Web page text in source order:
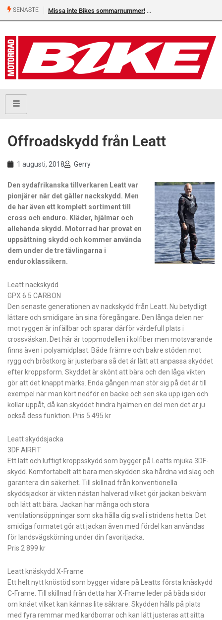
SENASTE Missa inte Bikes sommarnummer!
Offroadskydd från Leatt
1 augusti, 2018 Gerry
Den sydafrikanska tillverkaren Leatt var
pionjärer när det gäller nackskydd. Men
de har även ett komplett sortiment till
cross och enduro. Kläder, hjälmar och
allehanda skydd. Motorrad har provat en
uppsättning skydd och kommer använda
dem under de tre tävlingarna i
enduroklassikern.
Leatt nackskydd
GPX 6.5 CARBON
Den senaste generationen av nackskydd från Leatt. Nu betydligt
lättare och smidigare än sina föregångare. Den långa delen ner
mot ryggen är infällbar och sparar därför värdefull plats i
crossväskan. Det här är toppmodellen i kolfiber men motsvarande
finns även i polyamidplast. Både främre och bakre stöden mot
rygg och bröstkorg är justerbara så det är lätt att anpassa skyddet
efter kroppsform. Skyddet är skönt att bära och den låga vikten
gör att det knappt märks. Enda gången man stör sig på det är till
exempel när man kört nedför en backe och sen ska upp igen och
kollar uppåt, då kan skyddet hindra hjälmen en del men det är ju
också dess funktion. Pris 5 495 kr
Leatt skyddsjacka
3DF AIRFIT
Ett lätt och luftigt kroppsskydd som bygger på Leatts mjuka 3DF-
skydd. Komfortabelt att bära men skydden ska hårdna vid slag och
garantera din säkerhet. Till skillnad från konventionella
skyddsjackor är vikten nästan halverad vilket gör jackan bekväm
och lätt att bära. Jackan har många och stora
ventilationsöppningar som ska hålla dig sval i stridens hetta. Det
smidiga formatet gör att jackan även med fördel kan användas
för landsvägskörning under din favoritjacka.
Pris 2 899 kr
Leatt knäskydd X-Frame
Ett helt nytt knöstöd som bygger vidare på Leatts första knäskydd
C-Frame. Till skillnad från detta har X-Frame leder på båda sidor
om knäet vilket kan kännas lite säkrare. Skydden hålls på plats
med fyra remmar med kardborrar och kan lätt justeras att sitta